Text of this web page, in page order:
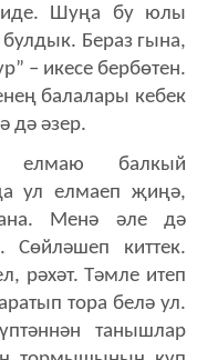
иде. Шуңа бу юлы
булдык. Бераз гына,
– икесе бербөтен.
балалары кебек
дә әзер.
елмаю балкый
ул елмаеп җиңә,
Менә әле дә
Сөйләшеп киттек.
рәхәт. Тәмле итеп
тора белә ул.
танышлар